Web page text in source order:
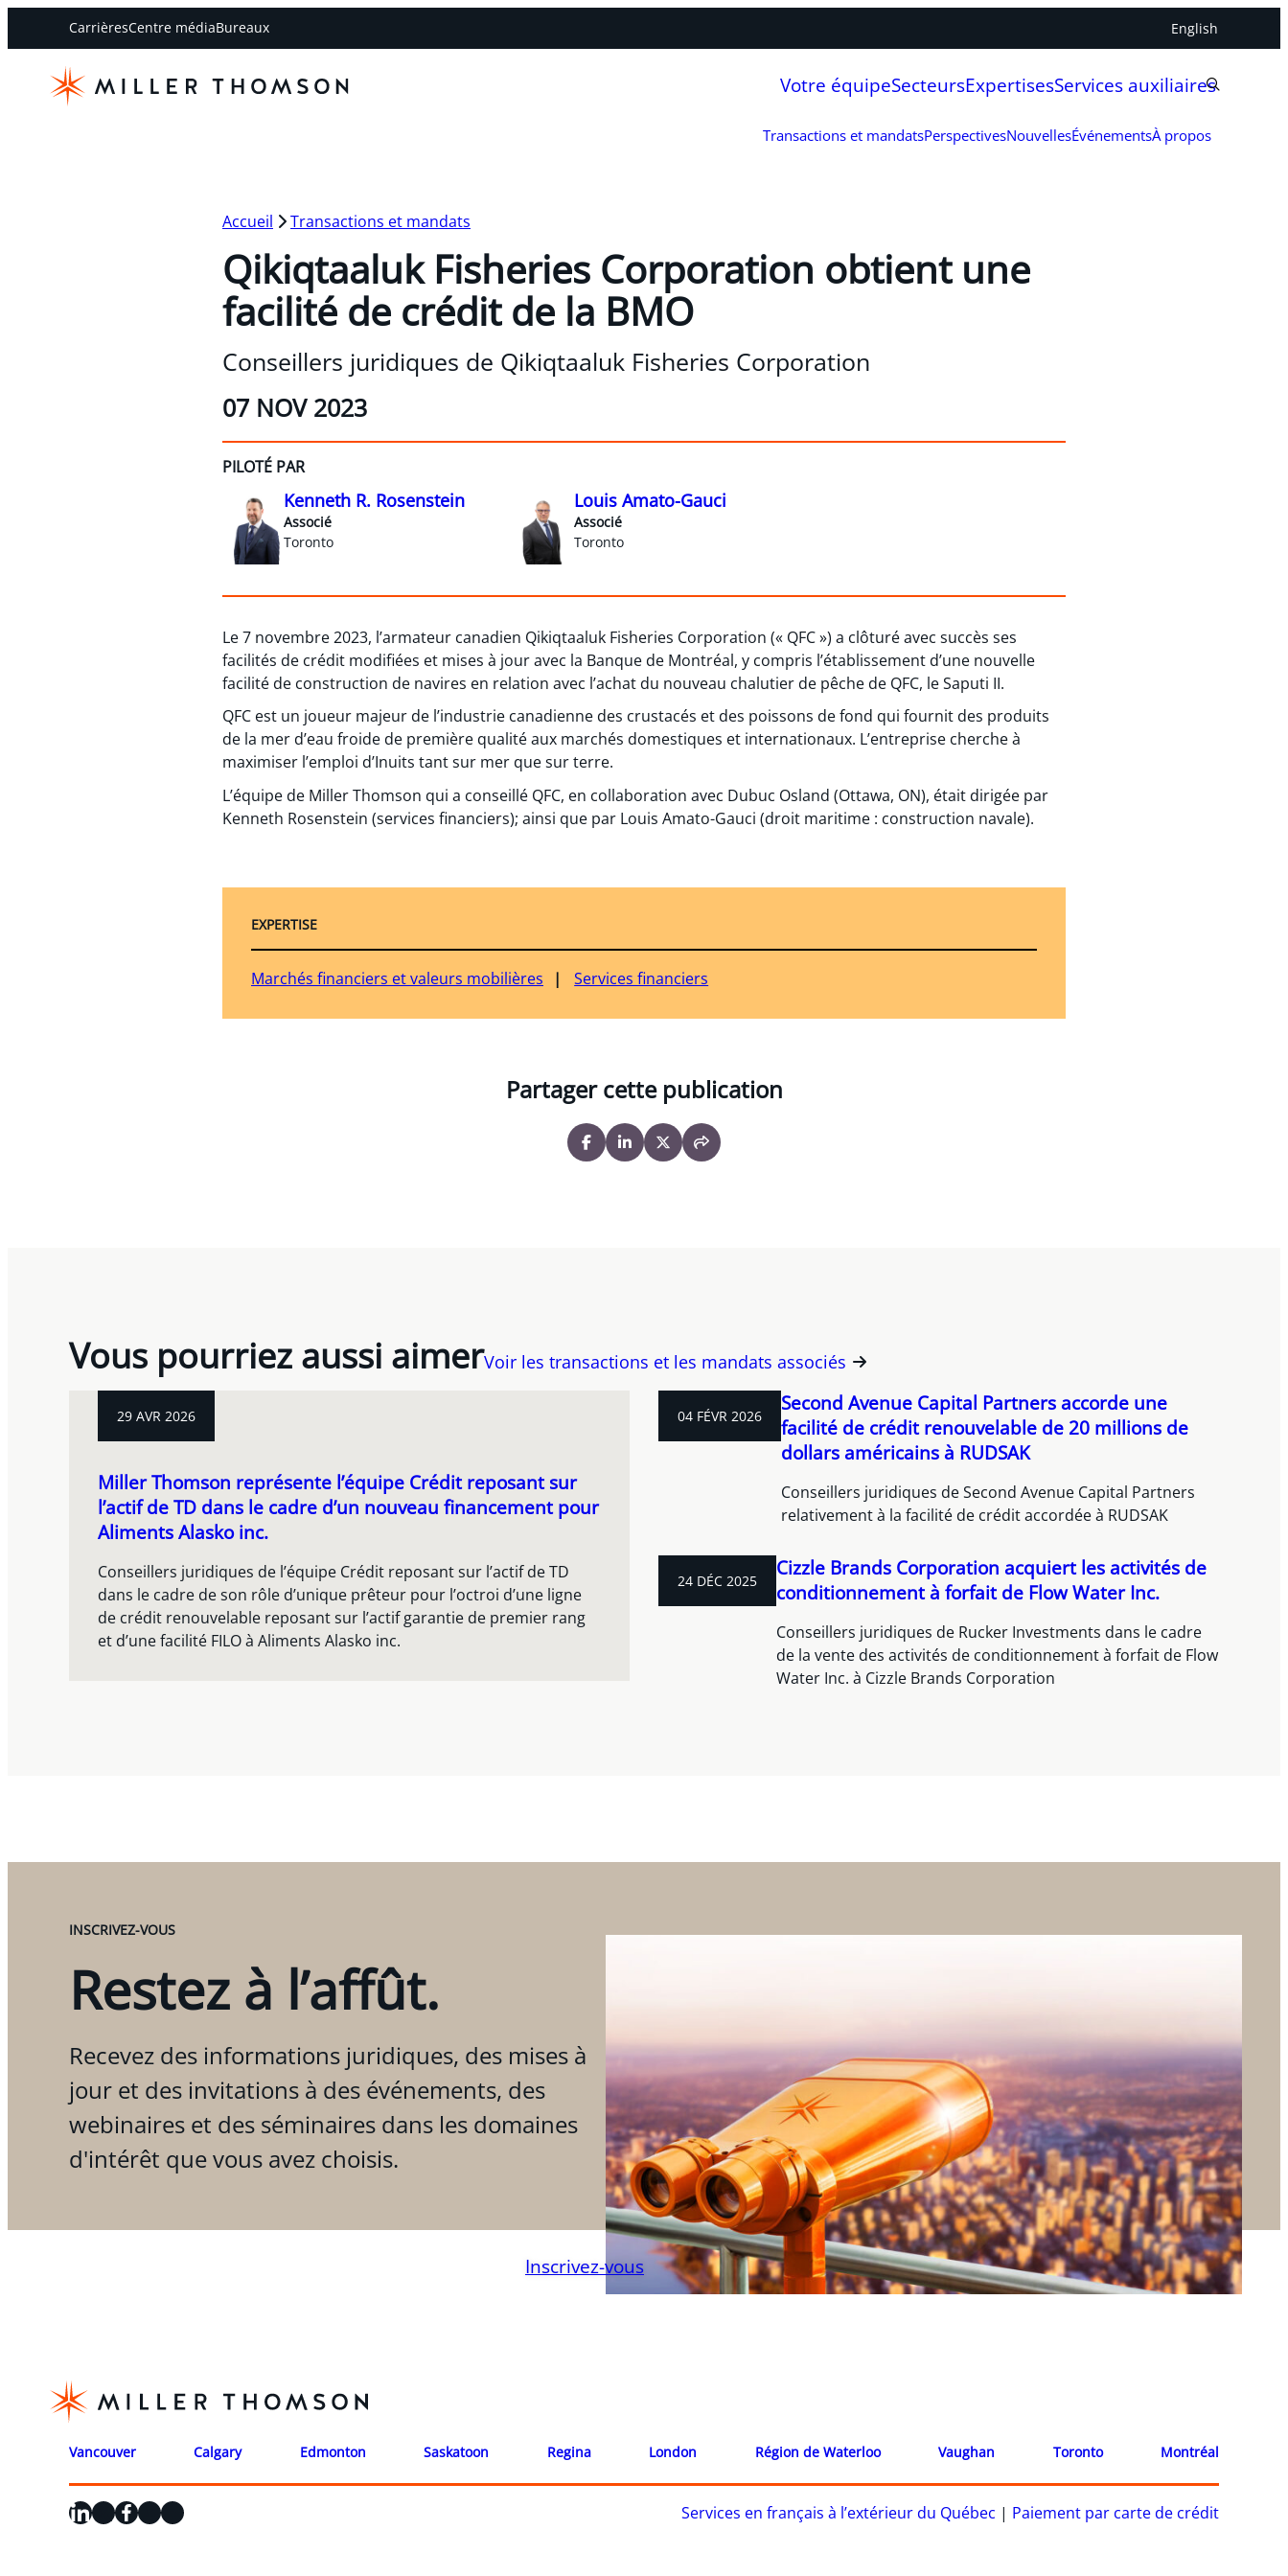
CarrièresCentre médiaBureaux English
Votre équipeSecteursExpertisesServices auxiliaires
Transactions et mandatsPerspectivesNouvellesÉvénementsÀ propos
Accueil Transactions et mandats
Qikiqtaaluk Fisheries Corporation obtient une
facilité de crédit de la BMO
Conseillers juridiques de Qikiqtaaluk Fisheries Corporation
07 NOV 2023
PILOTÉ PAR
Kenneth R. Rosenstein
Associé
Toronto
Louis Amato-Gauci
Associé
Toronto
Le 7 novembre 2023, l’armateur canadien Qikiqtaaluk Fisheries Corporation (« QFC ») a clôturé avec succès ses
facilités de crédit modifiées et mises à jour avec la Banque de Montréal, y compris l’établissement d’une nouvelle
facilité de construction de navires en relation avec l’achat du nouveau chalutier de pêche de QFC, le Saputi II.
QFC est un joueur majeur de l’industrie canadienne des crustacés et des poissons de fond qui fournit des produits
de la mer d’eau froide de première qualité aux marchés domestiques et internationaux. L’entreprise cherche à
maximiser l’emploi d’Inuits tant sur mer que sur terre.
L’équipe de Miller Thomson qui a conseillé QFC, en collaboration avec Dubuc Osland (Ottawa, ON), était dirigée par
Kenneth Rosenstein (services financiers); ainsi que par Louis Amato-Gauci (droit maritime : construction navale).
EXPERTISE
Marchés financiers et valeurs mobilières Services financiers
Partager cette publication
Vous pourriez aussi aimerVoir les transactions et les mandats associés
29 AVR 2026
Miller Thomson représente l’équipe Crédit reposant sur
l’actif de TD dans le cadre d’un nouveau financement pour
Aliments Alasko inc.
Conseillers juridiques de l’équipe Crédit reposant sur l’actif de TD
dans le cadre de son rôle d’unique prêteur pour l’octroi d’une ligne
de crédit renouvelable reposant sur l’actif garantie de premier rang
et d’une facilité FILO à Aliments Alasko inc.
04 FÉVR 2026
Second Avenue Capital Partners accorde une
facilité de crédit renouvelable de 20 millions de
dollars américains à RUDSAK
Conseillers juridiques de Second Avenue Capital Partners
relativement à la facilité de crédit accordée à RUDSAK
24 DÉC 2025
Cizzle Brands Corporation acquiert les activités de
conditionnement à forfait de Flow Water Inc.
Conseillers juridiques de Rucker Investments dans le cadre
de la vente des activités de conditionnement à forfait de Flow
Water Inc. à Cizzle Brands Corporation
INSCRIVEZ-VOUS
Restez à l’affût.
Recevez des informations juridiques, des mises à
jour et des invitations à des événements, des
webinaires et des séminaires dans les domaines
d'intérêt que vous avez choisis.
Inscrivez-vous
Vancouver Calgary Edmonton Saskatoon Regina London Région de Waterloo Vaughan Toronto Montréal
LinkedIn
X Facebook
Instagram
YouTube Services en français à l’extérieur du Québec | Paiement par carte de crédit